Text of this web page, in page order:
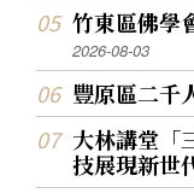
竹東區佛學
2026-08-03
豐原區二千
大林講堂「
技展現新世